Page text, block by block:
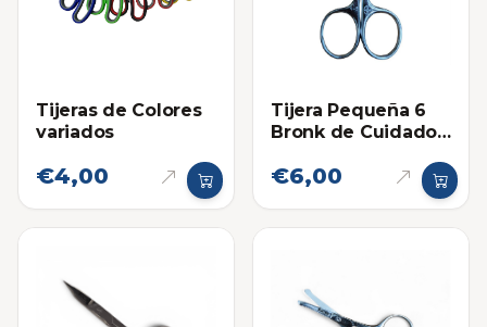
Tijeras de Colores
variados
€4,00
Tijera Pequeña 6
Bronk de Cuidado
€6,00